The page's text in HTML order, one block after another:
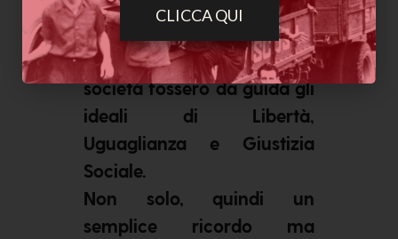
Resistenza e della Carta
Costituzionale si impegnò
perché nel lavoro e nella
società fossero da guida gli
ideali di Libertà,
Uguaglianza e Giustizia
Sociale.
Non solo, quindi un
semplice ricordo ma
CLICCA QUI